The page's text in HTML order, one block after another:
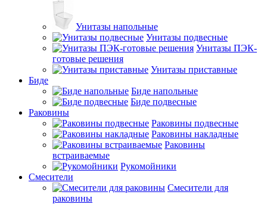
Унитазы напольные
Унитазы подвесные
Унитазы ПЭК-
готовые решения
Унитазы приставные
Биде
Биде напольные
Биде подвесные
Раковины
Раковины подвесные
Раковины накладные
Раковины
встраиваемые
Рукомойники
Смесители
Смесители для
раковины